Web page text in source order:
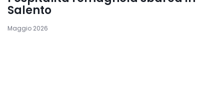
Salento
Maggio 2026